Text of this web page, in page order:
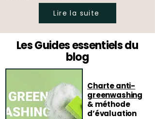
Lire la suite
Les Guides essentiels du
blog
Charte anti-
greenwashing
& méthode
d’évaluation